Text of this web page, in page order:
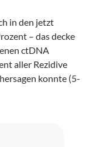
in den jetzt
– das decke
ctDNA
aller Rezidive
konnte (5-